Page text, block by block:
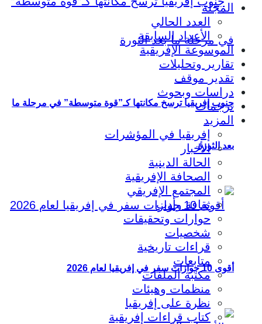
جنوب إفريقيا ترسخ مكانتها كـ”قوة متوسطة” في مرحلة ما
بعد الثورة
أقوى 10 جوازات سفر في إفريقيا لعام 2026
المجلة
العدد الحالي
الأعداد السابقة
الموسوعة الإفريقية
تقارير وتحليلات
تقدير موقف
دراسات وبحوث
ترجمات
المزيد
إفريقيا في المؤشرات
الأخبار
الحالة الدينية
الصحافة الإفريقية
المجتمع الإفريقي
ثقافة وأدب
حوارات وتحقيقات
شخصيات
قراءات تاريخية
متابعات
مكتبة الملفات
منظمات وهيئات
نظرة على إفريقيا
كتاب قراءات إفريقية